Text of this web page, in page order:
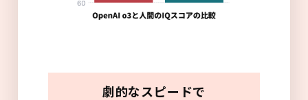
劇的なスピードで